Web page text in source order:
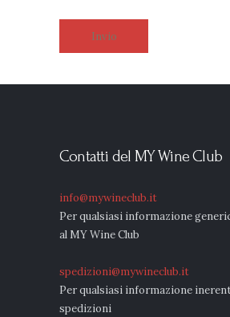
Contatti del MY Wine Club
info@mywineclub.it
Per qualsiasi informazione
al MY Wine Club
spedizioni@mywineclub.it
Per qualsiasi informazione
spedizioni